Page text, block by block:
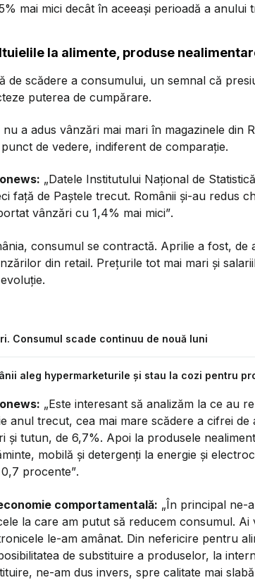
mai mici decât în aceeași perioadă a anului
la alimente, produse
de scădere a consumului, un semnal că
puterea de cumpărare.
a adus vânzări mai mari în magazinele din
de vedere, indiferent de comparație.
„Datele Institutului Național de
față de Paștele trecut. Românii și-au redus
vânzări cu 1,4% mai mici”.
consumul se contractă. Aprilie a fost, de
din retail. Prețurile tot mai mari și
Consumul scade continuu de nouă luni
aleg hypermarketurile și stau la cozi pentru
„Este interesant să analizăm la ce au
anul trecut, cea mai mare scădere a cifrei de
și tutun, de 6,7%. Apoi la produsele
mobilă și detergenți la energie și
procente”.
comportamentală: „În principal ne-
la care am putut să reducem consumul.
le-am amânat. Din nefericire pentru
de substituire a produselor, la
ne-am dus invers, spre calitate mai